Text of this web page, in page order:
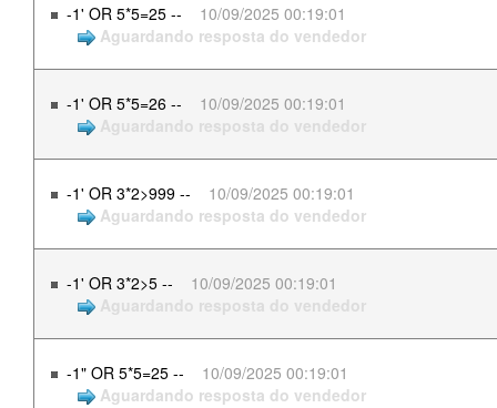
-1' OR 5*5=25 --
10/09/2025 00:19:01
Aguardando resposta do vendedor
-1' OR 5*5=26 --
10/09/2025 00:19:01
Aguardando resposta do vendedor
-1' OR 3*2>999 --
10/09/2025 00:19:01
Aguardando resposta do vendedor
-1' OR 3*2>5 --
10/09/2025 00:19:01
Aguardando resposta do vendedor
-1" OR 5*5=25 --
10/09/2025 00:19:01
Aguardando resposta do vendedor